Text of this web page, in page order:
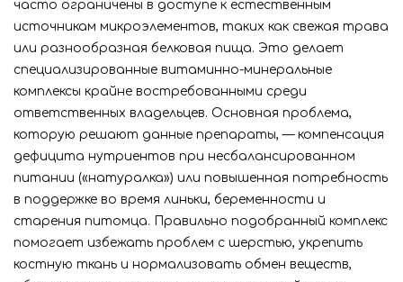
часто ограничены в доступе к естественным
источникам микроэлементов, таких как свежая трава
или разнообразная белковая пища. Это делает
специализированные витаминно-минеральные
комплексы крайне востребованными среди
ответственных владельцев. Основная проблема,
которую решают данные препараты, — компенсация
дефицита нутриентов при несбалансированном
питании («натуралка») или повышенная потребность
в поддержке во время линьки, беременности и
старения питомца. Правильно подобранный комплекс
помогает избежать проблем с шерстью, укрепить
костную ткань и нормализовать обмен веществ,